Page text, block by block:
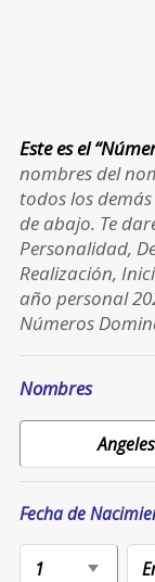
Este es el
nombres del
todos los
de abajo. Te
Personalidad,
Realización,
año personal
Números
Nombres
Fecha de